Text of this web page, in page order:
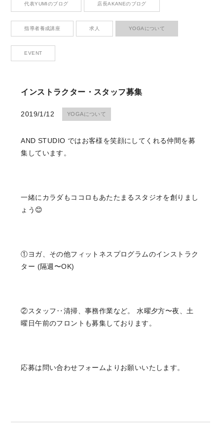
Contact お問い合わせ
CONTACT
お問い合わせ
RESERVE
代表YUMIのブログ 店長AKANEのブログ
指導者養成講座 求人 YOGAについて
EVENT
インストラクター・スタッフ募集
2019/1/12 YOGAについて
AND STUDIO ではお客様を笑顔にしてくれる仲間を募
集しています。
一緒にカラダもココロもあたたまるスタジオを創りまし
ょう😊
①ヨガ、その他フィットネスプログラムのインストラク
ター (隔週〜OK)
②スタッフ‥清掃、事務作業など。 水曜夕方〜夜、土
曜日午前のフロントも募集しております。
応募は問い合わせフォームよりお願いいたします。